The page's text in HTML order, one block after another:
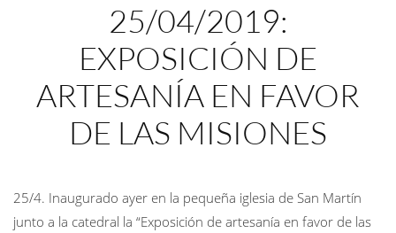
25/04/2019:
EXPOSICIÓN DE
ARTESANÍA EN FAVOR
DE LAS MISIONES
25/4. Inaugurado ayer en la pequeña iglesia de San Martín
junto a la catedral la “Exposición de artesanía en favor de las